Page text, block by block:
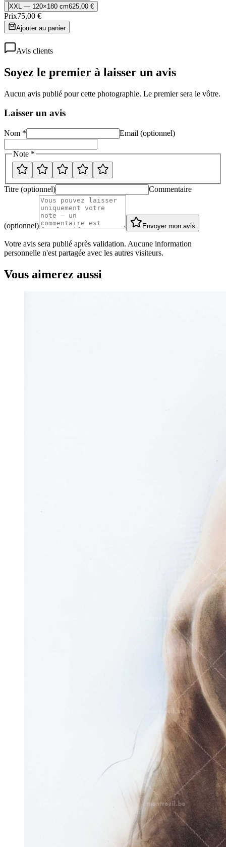
XXL — 120×180 cm625,00 €
Prix75,00 €
Ajouter au panier
Avis clients
Soyez le premier à laisser un avis
Aucun avis publié pour cette photographie. Le premier sera le vôtre.
Laisser un avis
Nom * Email (optionnel)
Note *
Titre (optionnel) Commentaire
(optionnel) Envoyer mon avis
Votre avis sera publié après validation. Aucune information
personnelle n'est partagée avec les autres visiteurs.
Vous aimerez aussi